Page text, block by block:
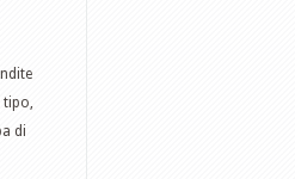
tipo,
di